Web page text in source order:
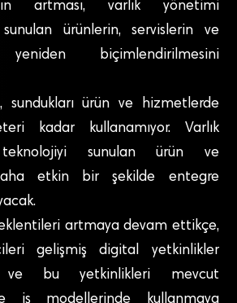
artması, varlık yönetimi
ürünlerin, servislerin ve
yeniden biçimlendirilmesini
sundukları ürün ve hizmetlerde
kadar kullanamıyor. Varlık
teknolojiyi sunulan ürün ve
etkin bir şekilde entegre
artmaya devam ettikçe,
gelişmiş digital yetkinlikler
ve bu yetkinlikleri mevcut
iş modellerinde kullanmaya